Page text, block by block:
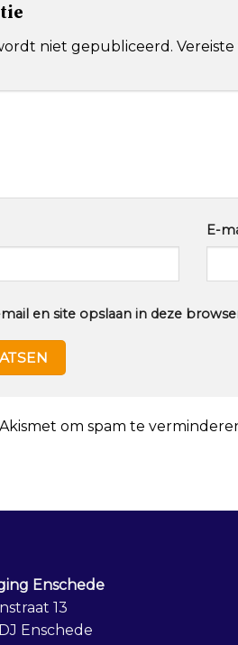
niet gepubliceerd.
E-
en site opslaan in deze
om spam te
Enschede
13
Enschede